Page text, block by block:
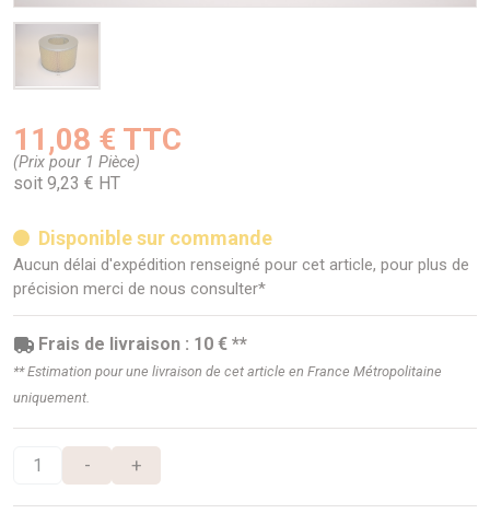
11,08 € TTC
(Prix pour 1 Pièce)
soit 9,23 € HT
Disponible sur commande
Aucun délai d'expédition renseigné pour cet article, pour plus de
précision merci de nous consulter*
Frais de livraison : 10 € **
** Estimation pour une livraison de cet article en France Métropolitaine
uniquement.
- +